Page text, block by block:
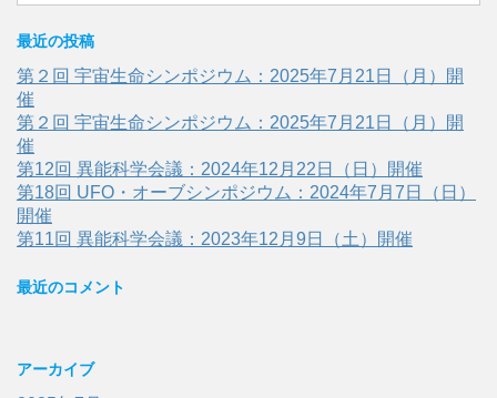
最近の投稿
第２回 宇宙生命シンポジウム：2025年7月21日（月）開
催
第２回 宇宙生命シンポジウム：2025年7月21日（月）開
催
第12回 異能科学会議：2024年12月22日（日）開催
第18回 UFO・オーブシンポジウム：2024年7月7日（日）
開催
第11回 異能科学会議：2023年12月9日（土）開催
最近のコメント
アーカイブ